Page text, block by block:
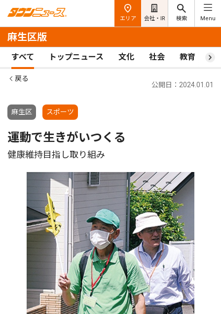
エリア 会社・IR 検索 Menu
麻生区版
すべて トップニュース 文化 社会 教育 ス
戻る
麻生区 スポーツ
公開日：2024.01.01
運動で生きがいつくる
健康維持目指し取り組み